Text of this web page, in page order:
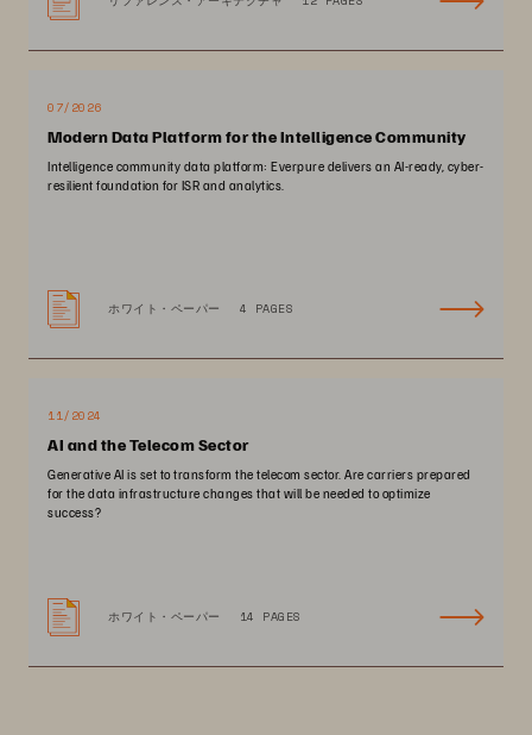
07/2026
Modern Data Platform for the Intelligence Community
Intelligence community data platform: Everpure delivers an AI-ready, cyber-
resilient foundation for ISR and analytics.
ホワイト・ペーパー 4 PAGES
11/2024
AI and the Telecom Sector
Generative AI is set to transform the telecom sector. Are carriers prepared
for the data infrastructure changes that will be needed to optimize
success?
ホワイト・ペーパー 14 PAGES